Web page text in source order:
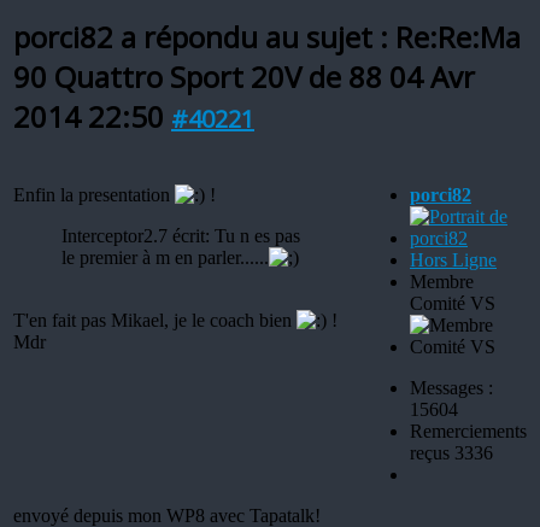
porci82 a répondu au sujet : Re:Re:Ma
90 Quattro Sport 20V de 88 04 Avr
2014 22:50 #40221
Enfin la presentation
!
Interceptor2.7 écrit: Tu n es pas
le premier à m en parler......
T'en fait pas Mikael, je le coach bien
!
Mdr
envoyé depuis mon WP8 avec Tapatalk!
porci82
Hors Ligne
Membre
Comité VS
Messages :
15604
Remerciements
reçus 3336